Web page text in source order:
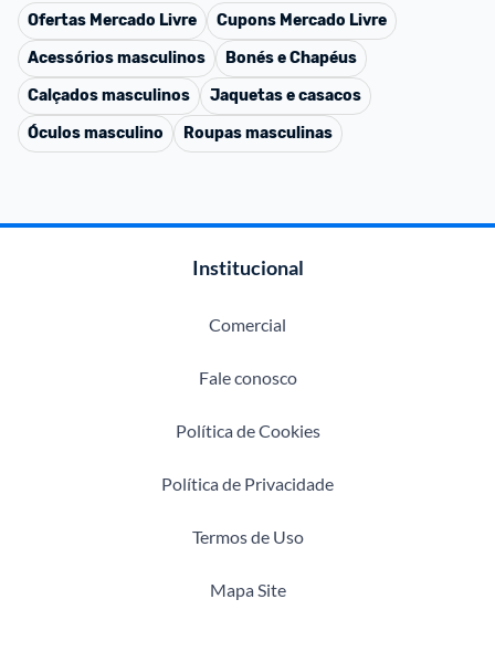
Ofertas Mercado Livre Cupons Mercado Livre
Acessórios masculinos
Bonés e Chapéus
Calçados masculinos
Jaquetas e casacos
Óculos masculino
Roupas masculinas
Institucional
Comercial
Fale conosco
Política de Cookies
Política de Privacidade
Termos de Uso
Mapa Site